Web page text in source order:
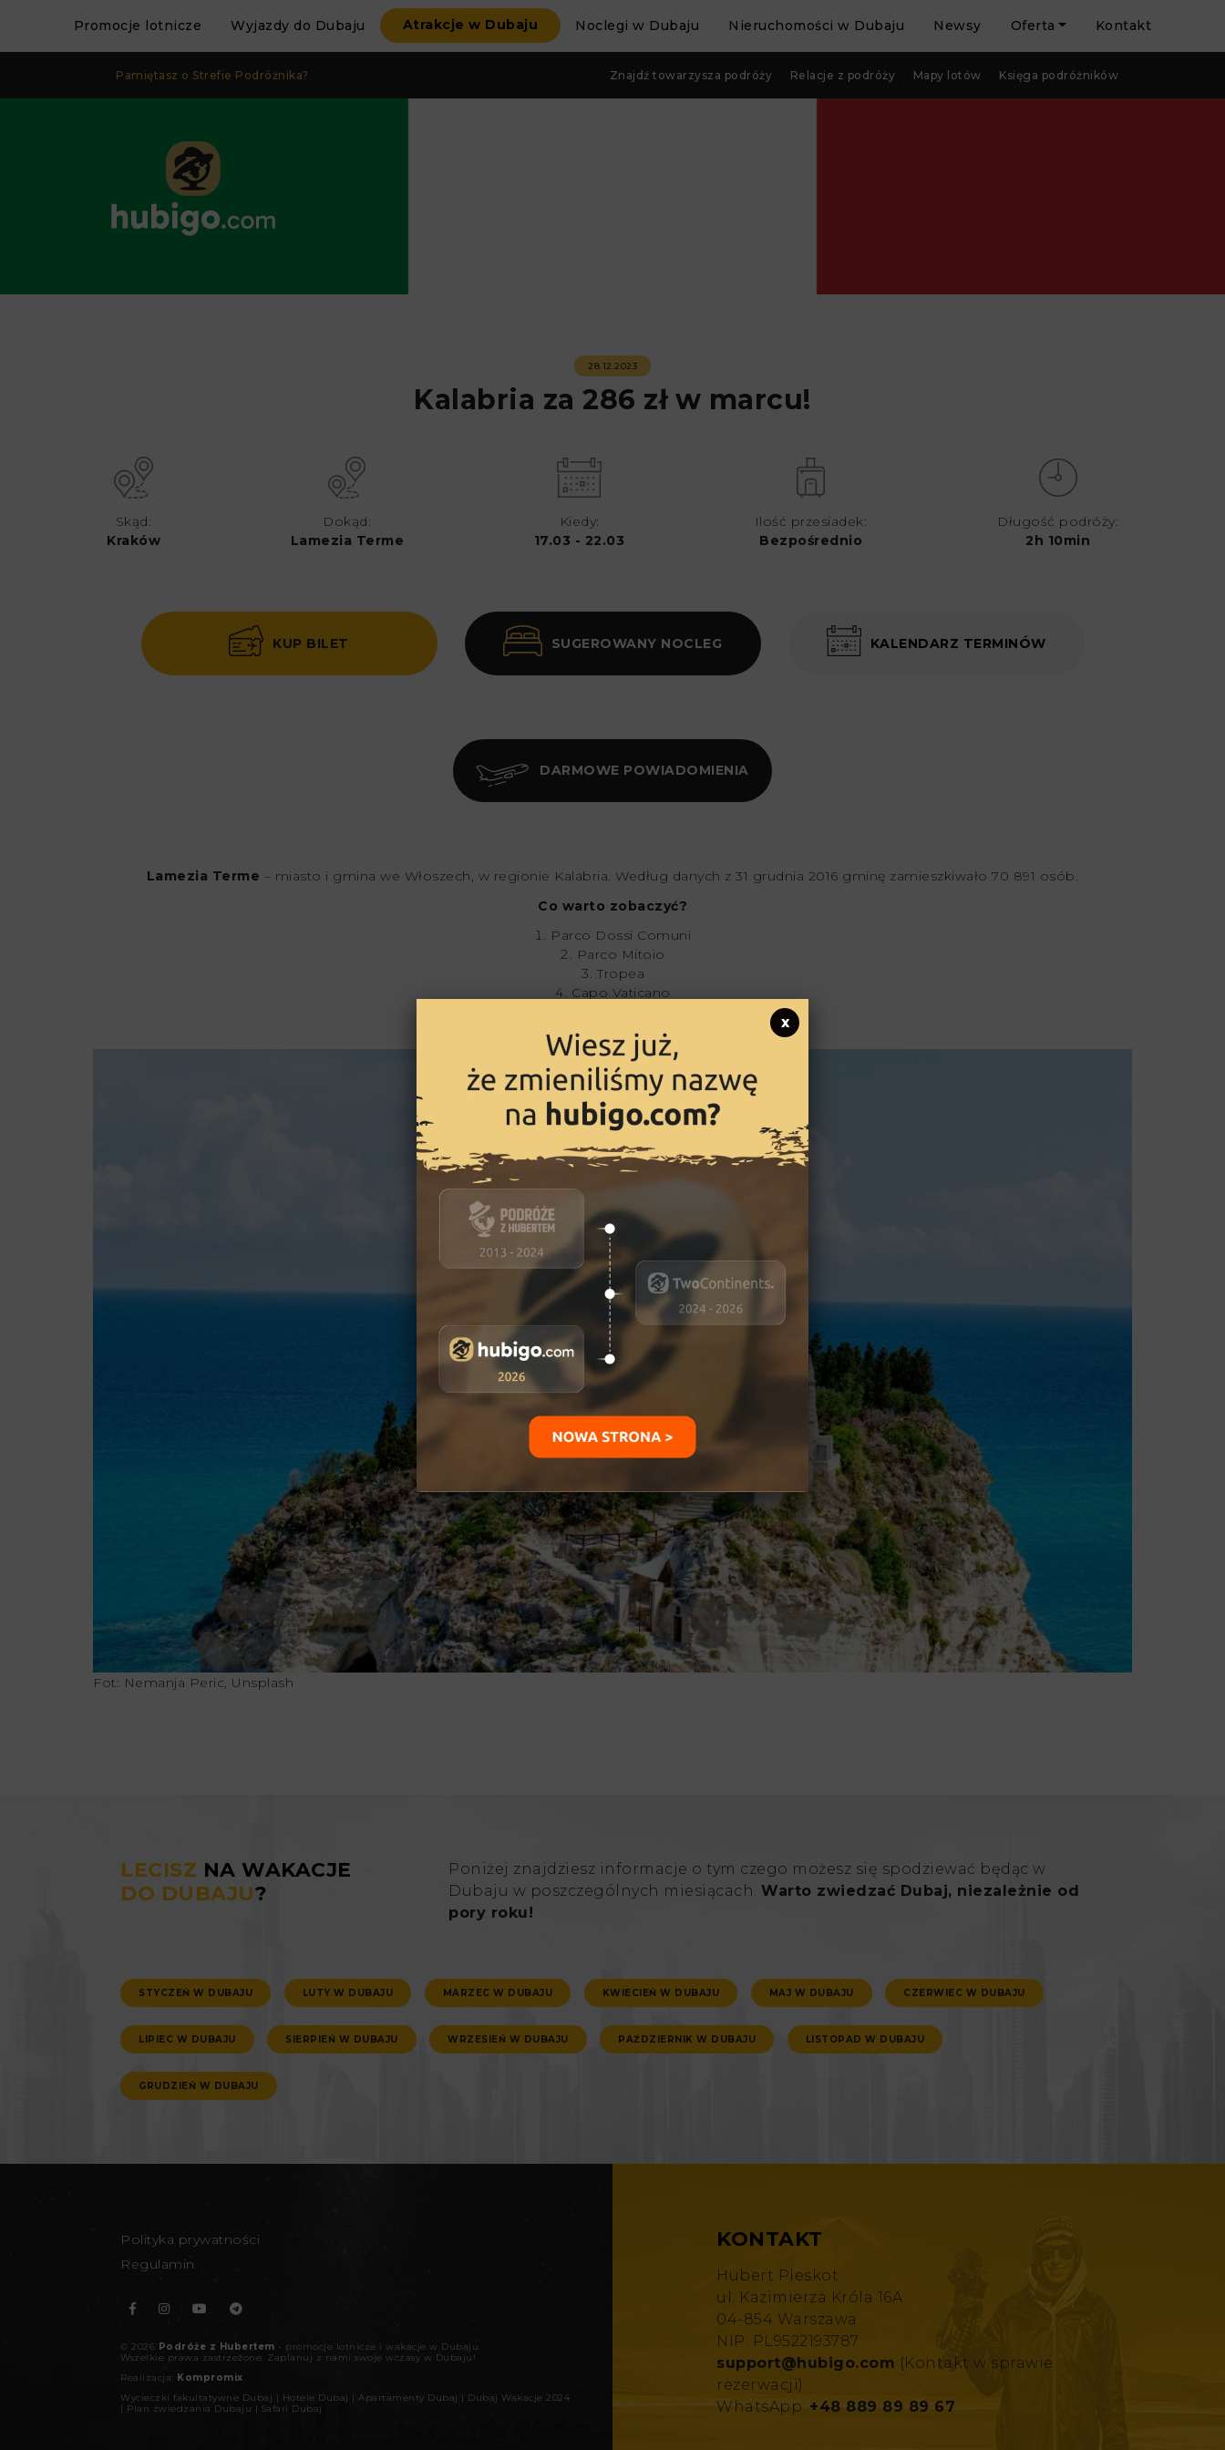
Promocje lotnicze Wyjazdy do Dubaju Atrakcje w Dubaju Noclegi w Dubaju Nieruchomości w Dubaju Newsy Oferta Kontakt
Pamiętasz o Strefie Podróżnika? Znajdź towarzysza podróży Relacje z podróży Mapy lotów Księga podróżników
28.12.2023
Kalabria za 286 zł w marcu!
Skąd:
Kraków
Dokąd:
Lamezia Terme
Kiedy:
17.03 - 22.03
Ilość przesiadek:
Bezpośrednio
Długość podróży:
2h 10min
KUP BILET SUGEROWANY NOCLEG KALENDARZ TERMINÓW
DARMOWE POWIADOMIENIA
Lamezia Terme – miasto i gmina we Włoszech, w regionie Kalabria. Według danych z 31 grudnia 2016 gminę zamieszkiwało 70 891 osób.
Co warto zobaczyć?
Parco Dossi Comuni
Parco Mitoio
Tropea
Capo Vaticano
Fot: Nemanja Peric, Unsplash
LECISZ NA WAKACJE
DO DUBAJU?
Poniżej znajdziesz informacje o tym czego możesz się spodziewać będąc w
Dubaju w poszczególnych miesiącach. Warto zwiedzać Dubaj, niezależnie od
pory roku!
STYCZEŃ W DUBAJU LUTY W DUBAJU MARZEC W DUBAJU KWIECIEŃ W DUBAJU MAJ W DUBAJU CZERWIEC W DUBAJU
LIPIEC W DUBAJU SIERPIEŃ W DUBAJU WRZESIEŃ W DUBAJU PAŹDZIERNIK W DUBAJU LISTOPAD W DUBAJU
GRUDZIEŃ W DUBAJU
Polityka prywatności
Regulamin
© 2026 Podróże z Hubertem - promocje lotnicze i wakacje w Dubaju
Wszelkie prawa zastrzeżone. Zaplanuj z nami swoje wczasy w Dubaju!
Realizacja: Kompromix
Wycieczki fakultatywne Dubaj | Hotele Dubaj | Apartamenty Dubaj | Dubaj Wakacje 2024
| Plan zwiedzania Dubaju | Safari Dubaj
KONTAKT
Hubert Pleskot
ul. Kazimierza Króla 16A
04-854 Warszawa
NIP: PL9522193787
support@hubigo.com (Kontakt w sprawie
rezerwacji)
WhatsApp: +48 889 89 89 67
x